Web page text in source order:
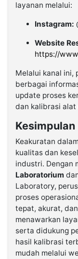
layanan melalui:
Instagram:
Website
https://
Melalui kanal ini,
berbagai
update proses
dan kalibrasi alat
Kesimpulan
Keakuratan
kualitas dan
industri. Dengan
Laboratorium
Laboratory,
proses
tepat, akurat,
menawarkan
serta didukung
hasil kalibrasi
mudah melalui